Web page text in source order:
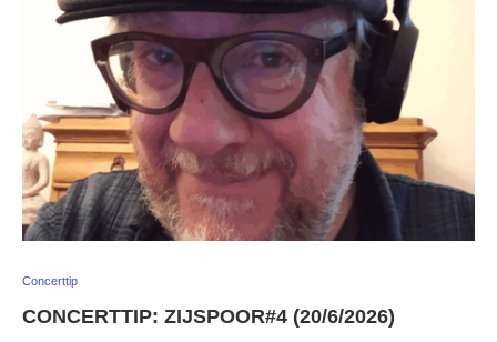
Concerttip
CONCERTTIP: ZIJSPOOR#4 (20/6/2026)